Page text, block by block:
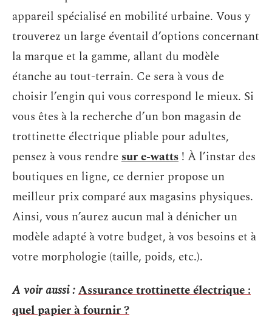
appareil spécialisé en mobilité urbaine. Vous y
trouverez un large éventail d’options concernant
la marque et la gamme, allant du modèle
étanche au tout-terrain. Ce sera à vous de
choisir l’engin qui vous correspond le mieux. Si
vous êtes à la recherche d’un bon magasin de
trottinette électrique pliable pour adultes,
pensez à vous rendresur e-watts ! À l’instar des
boutiques en ligne, ce dernier propose un
meilleur prix comparé aux magasins physiques.
Ainsi, vous n’aurez aucun mal à dénicher un
modèle adapté à votre budget, à vos besoins et à
votre morphologie (taille, poids, etc.).
A voir aussi :Assurance trottinette électrique :
quel papier à fournir ?